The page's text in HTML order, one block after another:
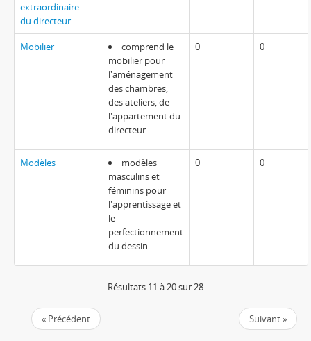
extraordinaire
du directeur
Mobilier
comprend le
mobilier pour
l'aménagement
des chambres,
des ateliers, de
l'appartement du
directeur
0 0
Modèles
modèles
masculins et
féminins pour
l'apprentissage et
le
perfectionnement
du dessin
0 0
Résultats 11 à 20 sur 28
« Précédent Suivant »